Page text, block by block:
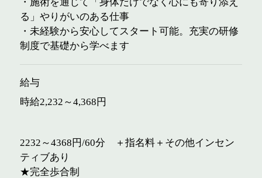
る」やりがいのある仕事
・未経験から安心してスタート可能。充実の研修
制度で基礎から学べます
給与
時給2,232～4,368円
2232～4368円/60分 ＋指名料＋その他インセン
ティブあり
★完全歩合制